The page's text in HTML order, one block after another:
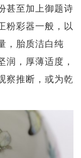
甚至加上御题诗
粉彩器一般，以
，胎质洁白纯
，厚薄适度，
察推断，或为乾